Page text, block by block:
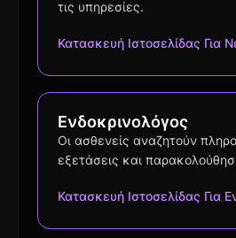
τις υπηρεσίες.
Κατασκευή Ιστοσελίδας Για
Ενδοκρινολόγος
Οι ασθενείς αναζητούν
εξετάσεις και
Κατασκευή Ιστοσελίδας Για